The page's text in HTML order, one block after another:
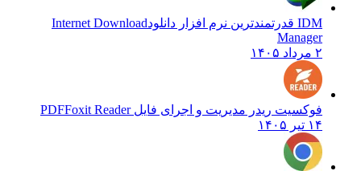
IDM قدرتمندترین نرم افزار دانلود
Internet Download
Manager
۲ مرداد ۱۴۰۵
فوکسیت ریدر مدیریت و اجرای فایل PDFFoxit Reader
۱۴ تیر ۱۴۰۵